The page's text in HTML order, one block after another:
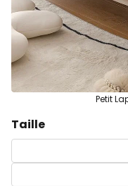
Petit
Taille